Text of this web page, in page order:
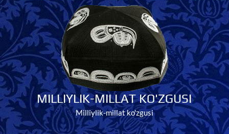
MILLIYLIK-MILLAT KO'ZGUSI
Milliylik-millat ko'zgusi